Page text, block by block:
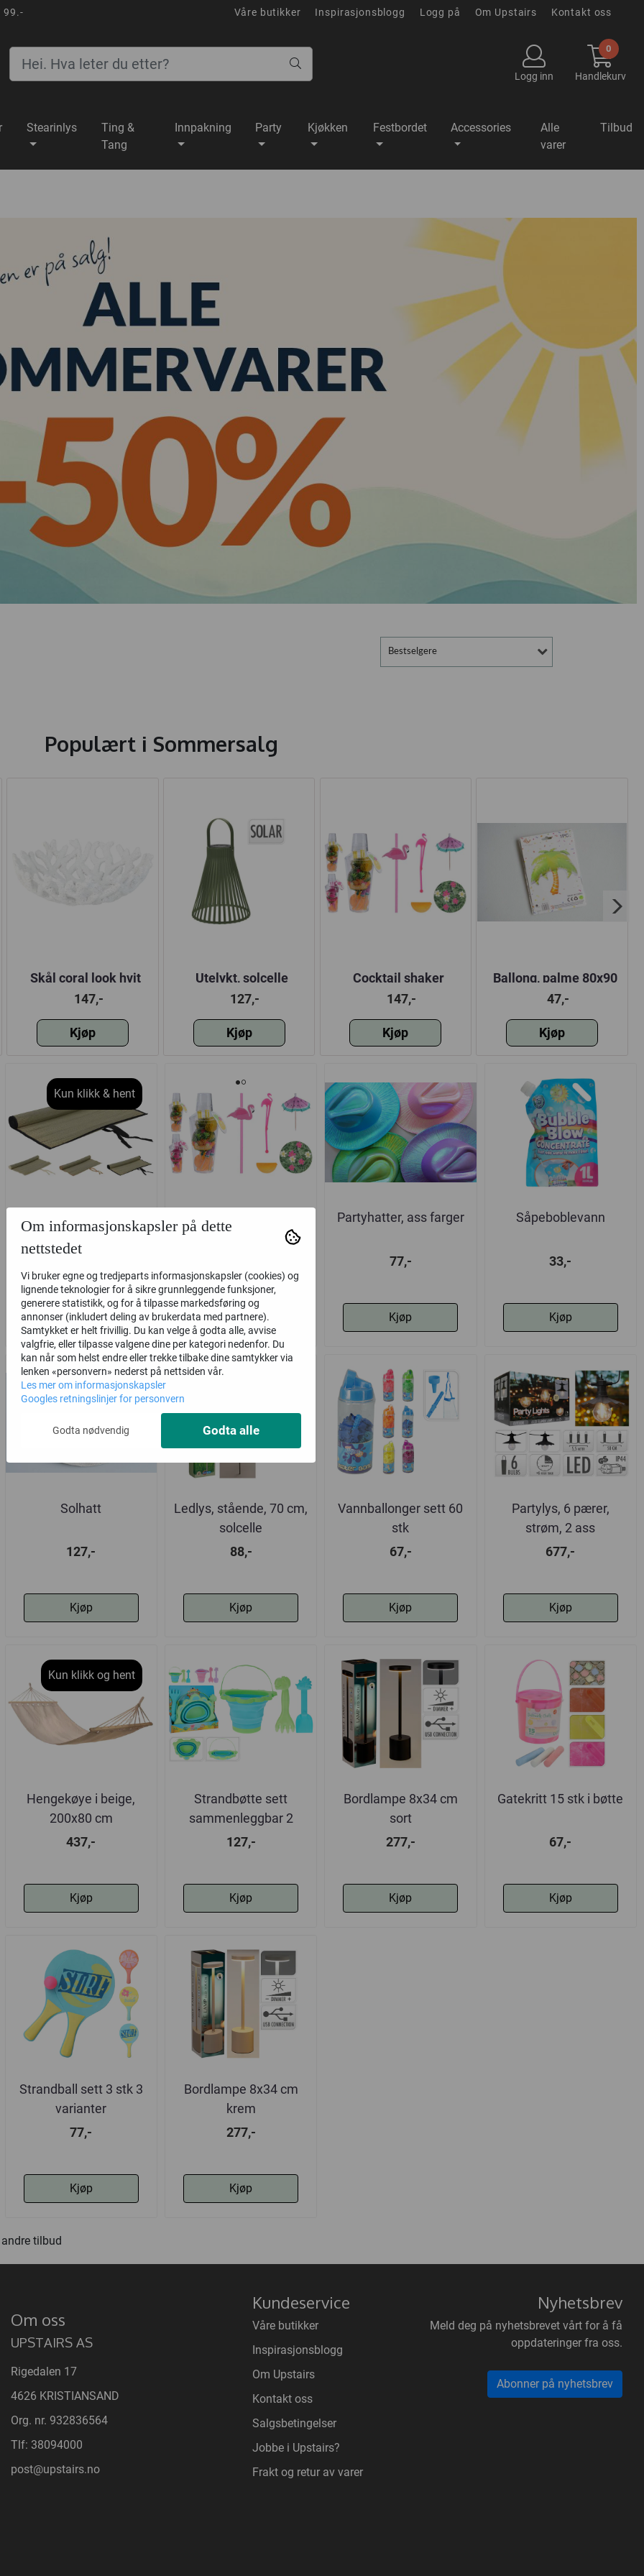
99.- Våre butikker Inspirasjonsblogg Logg på Om Upstairs Kontakt oss
Logg inn
0
Handlekurv
Stearinlys
Ting &
Tang
Innpakning Party Kjøkken Festbordet Accessories
Alle
varer
Tilbud
Bestselgere
Populært i Sommersalg
Skål coral look hvit
147,-
Kjøp
Utelykt, solcelle
127,-
Kjøp
Cocktail shaker
9,5x25cm m. dekor,
tropisk tema
147,-
Kjøp
Ballong, palme 80x90
cm
47,-
Kjøp
Kun klikk & hent
Strandmatte 60x180cm
Kjøp
Cocktail shaker
9,5x25cm m. dekor,
Kjøp
Partyhatter, ass farger
77,-
Kjøp
Såpeboblevann
33,-
Kjøp
Solhatt
127,-
Kjøp
Ledlys, stående, 70 cm,
solcelle
88,-
Kjøp
Vannballonger sett 60
stk
67,-
Kjøp
Partylys, 6 pærer,
strøm, 2 ass
677,-
Kjøp
Kun klikk og hent
Hengekøye i beige,
200x80 cm
437,-
Kjøp
Strandbøtte sett
sammenleggbar 2
varianter
127,-
Kjøp
Bordlampe 8x34 cm
sort
277,-
Kjøp
Gatekritt 15 stk i bøtte
67,-
Kjøp
Strandball sett 3 stk 3
varianter
77,-
Kjøp
Bordlampe 8x34 cm
krem
277,-
Kjøp
tilbud
Om oss
UPSTAIRS AS
Rigedalen 17
4626 KRISTIANSAND
Org. nr. 932836564
Tlf: 38094000
post@upstairs.no
Kundeservice
Våre butikker
Inspirasjonsblogg
Om Upstairs
Kontakt oss
Salgsbetingelser
Jobbe i Upstairs?
Frakt og retur av varer
Nyhetsbrev
Meld deg på nyhetsbrevet vårt for å få
oppdateringer fra oss.
Abonner på nyhetsbrev
Om informasjonskapsler på dette
nettstedet
Vi bruker egne og tredjeparts informasjonskapsler (cookies) og
lignende teknologier for å sikre grunnleggende funksjoner,
generere statistikk, og for å tilpasse markedsføring og
annonser (inkludert deling av brukerdata med partnere).
Samtykket er helt frivillig. Du kan velge å godta alle, avvise
valgfrie, eller tilpasse valgene dine per kategori nedenfor. Du
kan når som helst endre eller trekke tilbake dine samtykker via
lenken «personvern» nederst på nettsiden vår.
Les mer om informasjonskapsler
Googles retningslinjer for personvern
Godta nødvendig Godta alle